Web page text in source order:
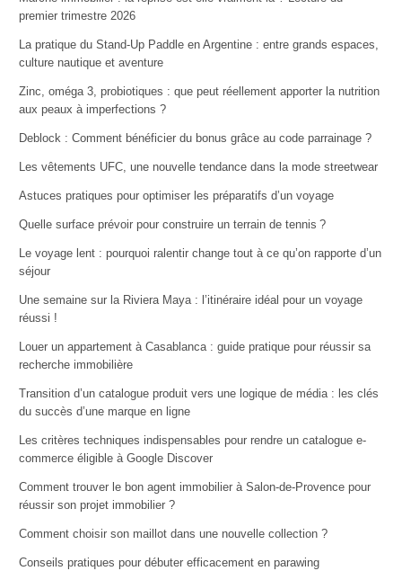
premier trimestre 2026
La pratique du Stand-Up Paddle en Argentine : entre grands espaces,
culture nautique et aventure
Zinc, oméga 3, probiotiques : que peut réellement apporter la nutrition
aux peaux à imperfections ?
Deblock : Comment bénéficier du bonus grâce au code parrainage ?
Les vêtements UFC, une nouvelle tendance dans la mode streetwear
Astuces pratiques pour optimiser les préparatifs d’un voyage
Quelle surface prévoir pour construire un terrain de tennis ?
Le voyage lent : pourquoi ralentir change tout à ce qu’on rapporte d’un
séjour
Une semaine sur la Riviera Maya : l’itinéraire idéal pour un voyage
réussi !
Louer un appartement à Casablanca : guide pratique pour réussir sa
recherche immobilière
Transition d’un catalogue produit vers une logique de média : les clés
du succès d’une marque en ligne
Les critères techniques indispensables pour rendre un catalogue e-
commerce éligible à Google Discover
Comment trouver le bon agent immobilier à Salon-de-Provence pour
réussir son projet immobilier ?
Comment choisir son maillot dans une nouvelle collection ?
Conseils pratiques pour débuter efficacement en parawing